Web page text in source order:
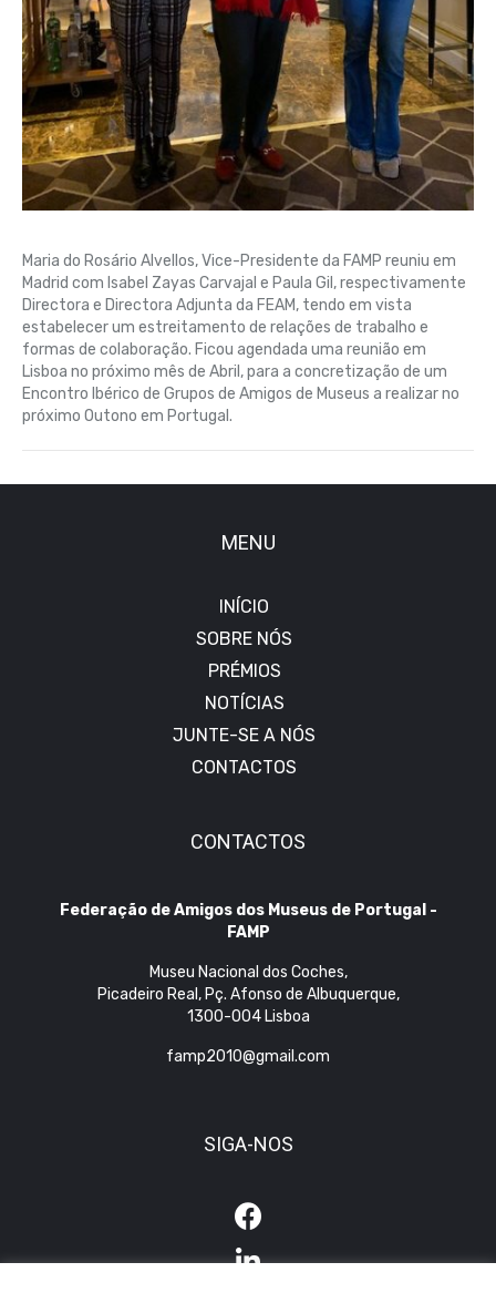
Maria do Rosário Alvellos, Vice-Presidente da FAMP reuniu em
Madrid com Isabel Zayas Carvajal e Paula Gil, respectivamente
Directora e Directora Adjunta da FEAM, tendo em vista
estabelecer um estreitamento de relações de trabalho e
formas de colaboração. Ficou agendada uma reunião em
Lisboa no próximo mês de Abril, para a concretização de um
Encontro Ibérico de Grupos de Amigos de Museus a realizar no
próximo Outono em Portugal.
MENU
INÍCIO
SOBRE NÓS
PRÉMIOS
NOTÍCIAS
JUNTE-SE A NÓS
CONTACTOS
CONTACTOS
Federação de Amigos dos Museus de Portugal -
FAMP
Museu Nacional dos Coches,
Picadeiro Real, Pç. Afonso de Albuquerque,
1300-004 Lisboa
famp2010@gmail.com
SIGA-NOS